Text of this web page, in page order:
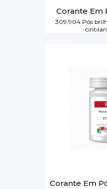
Corante Em
309.904 Pós
Corante Em